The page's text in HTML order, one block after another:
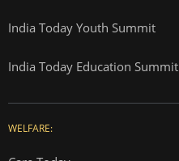
India Today Youth Summit
India Today Education Summit
WELFARE: